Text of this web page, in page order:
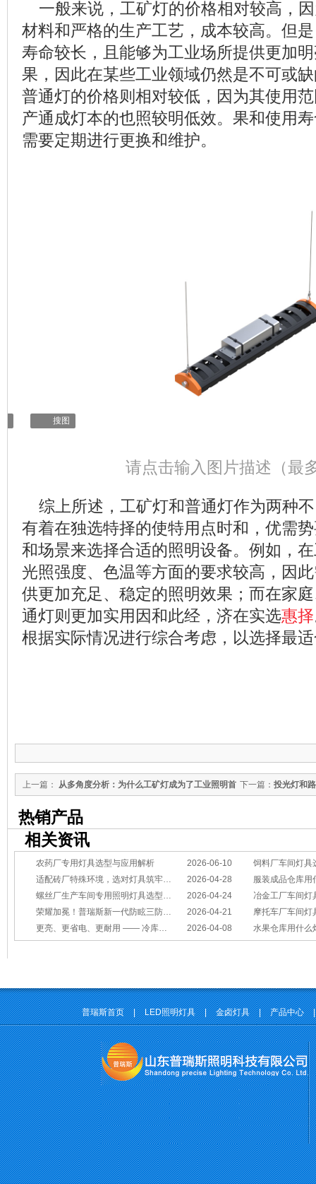
一般来说，工矿灯的价格相对较高，
材料和严格的生产工艺，成本较高。但
寿命较长，且能够为工业场所提供更加
果，因此在某些工业领域仍然是不可或
普通灯的价格则相对较低，因为其使用
产通成灯本的也照较明低效。果和使用
需要定期进行更换和维护。
搜图
请点击输入图片描述（最
综上所述，工矿灯和普通灯作为两种
有着在独选特择的使特用点时和，优需
和场景来选择合适的照明设备。例如，
光照强度、色温等方面的要求较高，因
供更加充足、稳定的照明效果；而在家
通灯则更加实用因和此经，济在实选惠择
根据实际情况进行综合考虑，以选择最
下一篇： 投光灯和
上一篇： 从多角度分析：为什么工矿灯成为了工业照明首
热销产品
相关资讯
2026-06-10
农药厂专用灯具选型与应用解析
饲料厂车间灯具
2026-04-28
适配砖厂特殊环境，选对灯具筑牢生产安全线
服装成品仓库用
2026-04-24
螺丝厂生产车间专用照明灯具选型方案
冶金工厂车间灯具选型指南：
2026-04-21
荣耀加冕！普瑞斯新一代防眩三防灯BC-L斩获2026阿拉丁神灯奖
摩托车厂车间灯具怎么选？
2026-04-08
更亮、更省电、更耐用 —— 冷库照明优选 水果仓库用什么
普瑞斯首页 | LED照明灯具 | 金卤灯具 | 产品中心 |